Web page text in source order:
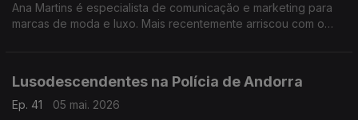
Ana Martins é especialista de comunicação e marketing para
marcas de moda e luxo. Mais recentemente arriscou com o
Lusodescendentes na Polícia de Andorra
Ep. 41
05 mai. 2026